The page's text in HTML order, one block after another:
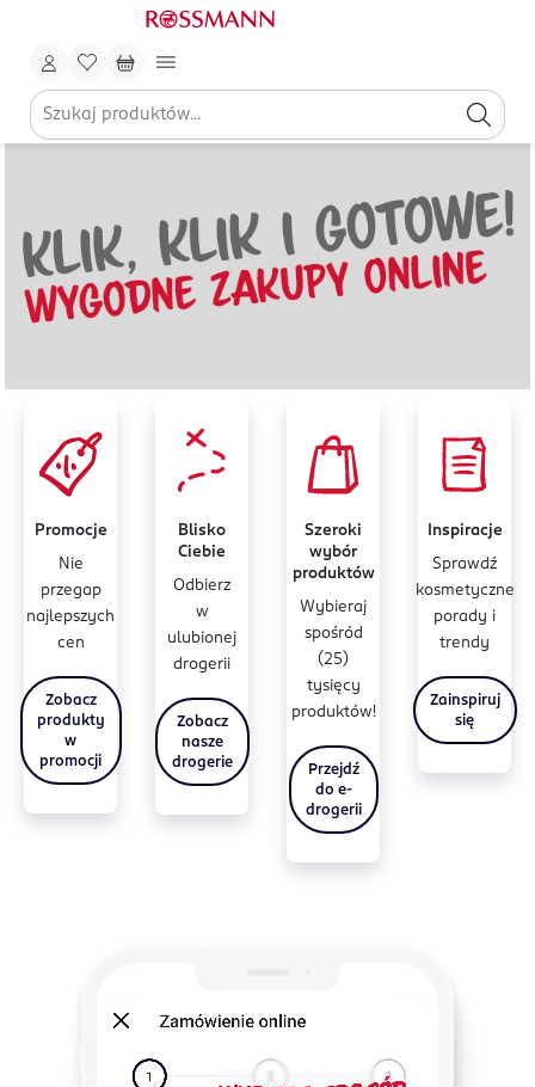
Promocje
Nie
przegap
najlepszych
cen
Zobacz
produkty
w
promocji
Blisko
Ciebie
Odbierz
w
ulubionej
drogerii
Zobacz
nasze
drogerie
Szeroki
wybór
produktów
Wybieraj
spośród
(25)
tysięcy
produktów!
Przejdź
do e-
drogerii
Inspiracje
Sprawdź
kosmetyczne
porady i
trendy
Zainspiruj
się